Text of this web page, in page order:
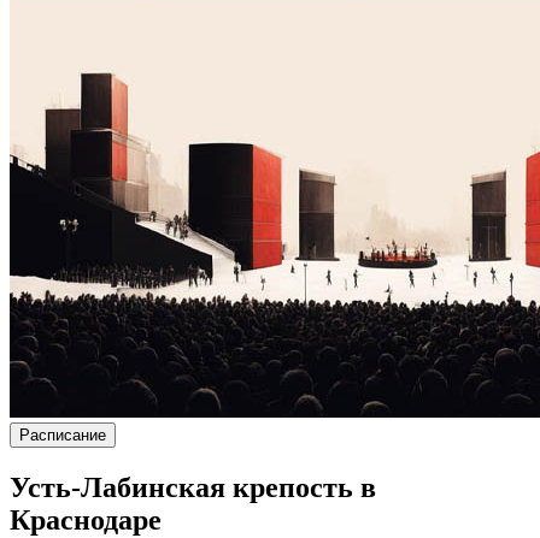
Расписание
Усть-Лабинская крепость в
Краснодаре